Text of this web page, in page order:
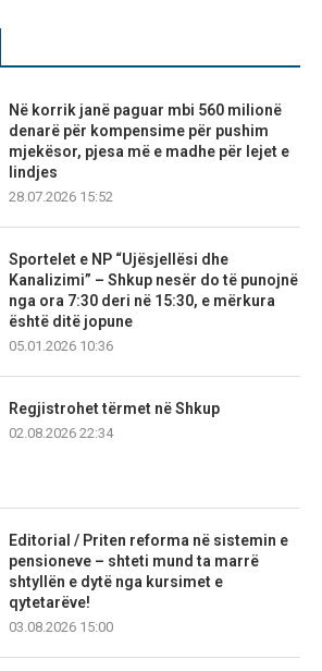
Në korrik janë paguar mbi 560 milionë
denarë për kompensime për pushim
mjekësor, pjesa më e madhe për lejet e
lindjes
28.07.2026 15:52
Sportelet e NP “Ujësjellësi dhe
Kanalizimi” – Shkup nesër do të punojnë
nga ora 7:30 deri në 15:30, e mërkura
është ditë jopune
05.01.2026 10:36
Regjistrohet tërmet në Shkup
02.08.2026 22:34
Editorial / Priten reforma në sistemin e
pensioneve – shteti mund ta marrë
shtyllën e dytë nga kursimet e
qytetarëve!
03.08.2026 15:00